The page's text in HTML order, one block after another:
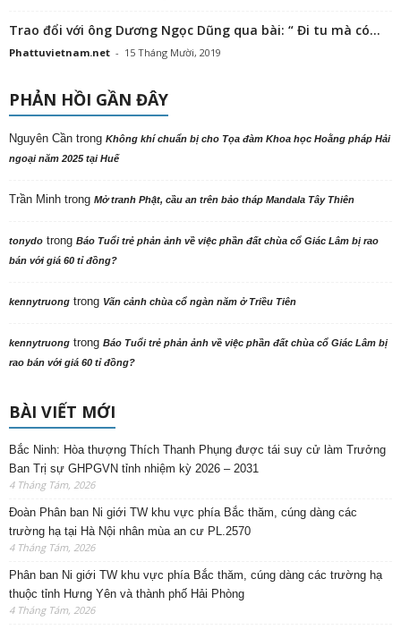
Trao đổi với ông Dương Ngọc Dũng qua bài: “ Đi tu mà có...
Phattuvietnam.net - 15 Tháng Mười, 2019
PHẢN HỒI GẦN ĐÂY
Nguyên Cần trong Không khí chuẩn bị cho Tọa đàm Khoa học Hoằng pháp Hải
ngoại năm 2025 tại Huế
Trần Minh trong Mở tranh Phật, cầu an trên bảo tháp Mandala Tây Thiên
tonydo trong Báo Tuổi trẻ phản ảnh về việc phần đất chùa cổ Giác Lâm bị rao
bán với giá 60 tỉ đồng?
kennytruong trong Vãn cảnh chùa cổ ngàn năm ở Triều Tiên
kennytruong trong Báo Tuổi trẻ phản ảnh về việc phần đất chùa cổ Giác Lâm bị
rao bán với giá 60 tỉ đồng?
BÀI VIẾT MỚI
Bắc Ninh: Hòa thượng Thích Thanh Phụng được tái suy cử làm Trưởng
Ban Trị sự GHPGVN tỉnh nhiệm kỳ 2026 – 2031
4 Tháng Tám, 2026
Đoàn Phân ban Ni giới TW khu vực phía Bắc thăm, cúng dàng các
trường hạ tại Hà Nội nhân mùa an cư PL.2570
4 Tháng Tám, 2026
Phân ban Ni giới TW khu vực phía Bắc thăm, cúng dàng các trường hạ
thuộc tỉnh Hưng Yên và thành phố Hải Phòng
4 Tháng Tám, 2026